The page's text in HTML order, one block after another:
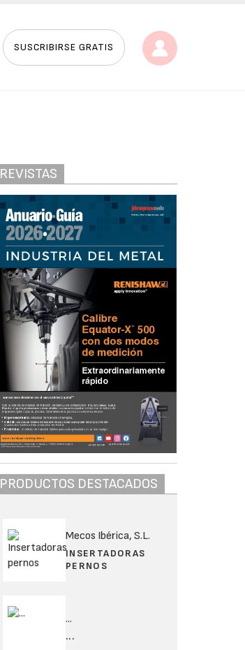
SUSCRIBIRSE GRATIS
REVISTAS
PRODUCTOS DESTACADOS
Mecos Ibérica, S.L.
INSERTADORAS
PERNOS
...
...